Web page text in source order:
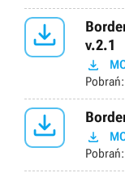

v.2.1

Pobrań:
 
Pobrań: